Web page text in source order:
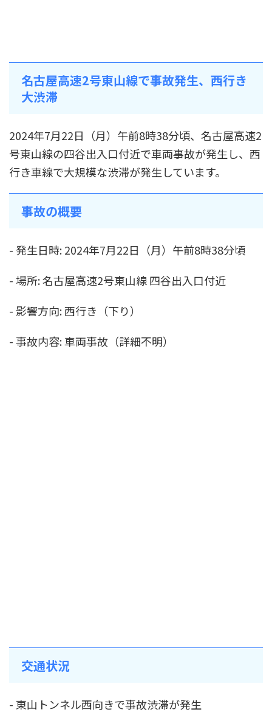
名古屋高速2号東山線で事故発生、西行き
大渋滞
2024年7月22日（月）午前8時38分頃、名古屋高速2
号東山線の四谷出入口付近で車両事故が発生し、西
行き車線で大規模な渋滞が発生しています。
事故の概要
- 発生日時: 2024年7月22日（月）午前8時38分頃
- 場所: 名古屋高速2号東山線 四谷出入口付近
- 影響方向: 西行き（下り）
- 事故内容: 車両事故（詳細不明）
交通状況
- 東山トンネル西向きで事故渋滞が発生